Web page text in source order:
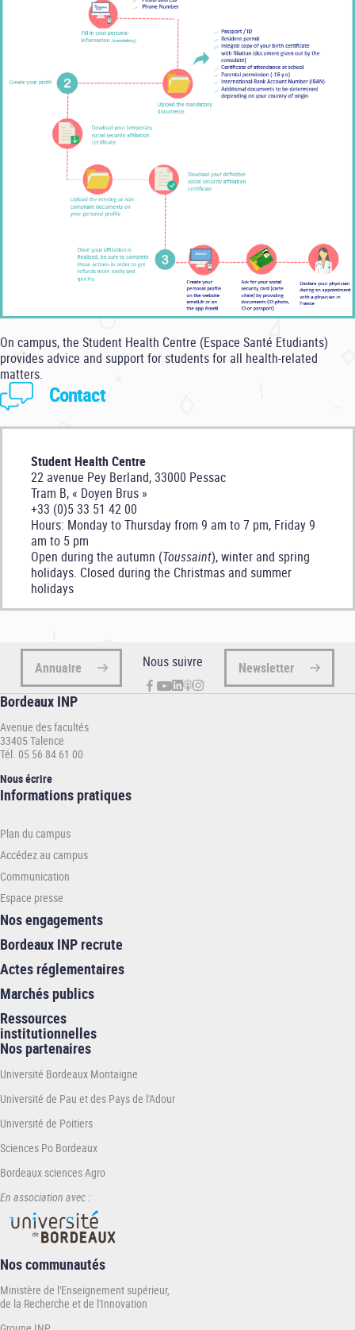
On campus, the Student Health Centre (Espace Santé Etudiants)
provides advice and support for students for all health-related
matters.
Contact
Student Health Centre
22 avenue Pey Berland, 33000 Pessac
Tram B, « Doyen Brus »
+33 (0)5 33 51 42 00
Hours: Monday to Thursday from 9 am to 7 pm, Friday 9
am to 5 pm
Open during the autumn (Toussaint), winter and spring
holidays. Closed during the Christmas and summer
holidays
Annuaire Nous suivre Newsletter
Bordeaux INP
Avenue des facultés
33405 Talence
Tél. 05 56 84 61 00
Nous écrire
Informations
INP
Informations pratiques
Plan du campus
Accédez au campus
Communication
Espace presse
Nos engagements
Bordeaux INP recrute
Actes réglementaires
Marchés publics
Ressources
institutionnelles
Nos partenaires
Université Bordeaux Montaigne
Université de Pau et des Pays de l'Adour
Université de Poitiers
Sciences Po Bordeaux
Bordeaux sciences Agro
En association avec :
Nos communautés
Ministère de l'Enseignement supérieur,
de la Recherche et de l'Innovation